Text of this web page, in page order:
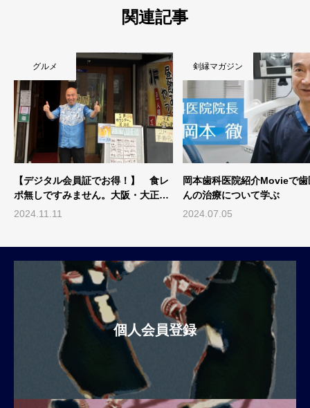
関連記事
岡本歯科医院紹介Movieで歯医者さ
んの治療について学ぶ
2024.07.05
剣縁マガジン
東京学連剣友連合会 女子委
報！初の稽古会に続き第2回
を「剣道日本」...
2026.01.05
剣縁マガジン
個人会員登録